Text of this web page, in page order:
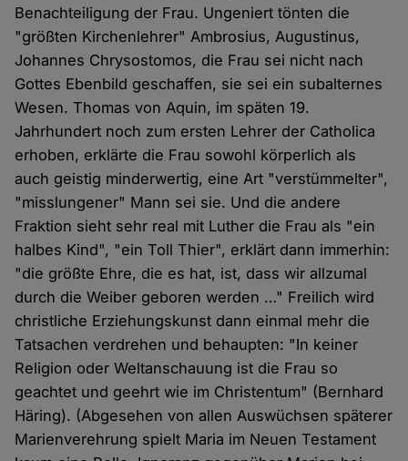
Benachteiligung der Frau. Ungeniert tönten die
"größten Kirchenlehrer" Ambrosius, Augustinus,
Johannes Chrysostomos, die Frau sei nicht nach
Gottes Ebenbild geschaffen, sie sei ein subalternes
Wesen. Thomas von Aquin, im späten 19.
Jahrhundert noch zum ersten Lehrer der Catholica
erhoben, erklärte die Frau sowohl körperlich als
auch geistig minderwertig, eine Art "verstümmelter",
"misslungener" Mann sei sie. Und die andere
Fraktion sieht sehr real mit Luther die Frau als "ein
halbes Kind", "ein Toll Thier", erklärt dann immerhin:
"die größte Ehre, die es hat, ist, dass wir allzumal
durch die Weiber geboren werden …" Freilich wird
christliche Erziehungskunst dann einmal mehr die
Tatsachen verdrehen und behaupten: "In keiner
Religion oder Weltanschauung ist die Frau so
geachtet und geehrt wie im Christentum" (Bernhard
Häring). (Abgesehen von allen Auswüchsen späterer
Marienverehrung spielt Maria im Neuen Testament